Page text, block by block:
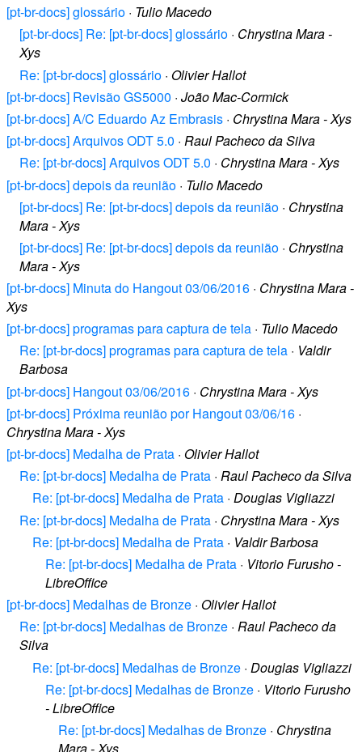
[pt-br-docs] glossário · Tulio Macedo
[pt-br-docs] Re: [pt-br-docs] glossário · Chrystina Mara -
Xys
Re: [pt-br-docs] glossário · Olivier Hallot
[pt-br-docs] Revisão GS5000 · João Mac-Cormick
[pt-br-docs] A/C Eduardo Az Embrasis · Chrystina Mara - Xys
[pt-br-docs] Arquivos ODT 5.0 · Raul Pacheco da Silva
Re: [pt-br-docs] Arquivos ODT 5.0 · Chrystina Mara - Xys
[pt-br-docs] depois da reunião · Tulio Macedo
[pt-br-docs] Re: [pt-br-docs] depois da reunião · Chrystina
Mara - Xys
[pt-br-docs] Re: [pt-br-docs] depois da reunião · Chrystina
Mara - Xys
[pt-br-docs] Minuta do Hangout 03/06/2016 · Chrystina Mara -
Xys
[pt-br-docs] programas para captura de tela · Tulio Macedo
Re: [pt-br-docs] programas para captura de tela · Valdir
Barbosa
[pt-br-docs] Hangout 03/06/2016 · Chrystina Mara - Xys
[pt-br-docs] Próxima reunião por Hangout 03/06/16 ·
Chrystina Mara - Xys
[pt-br-docs] Medalha de Prata · Olivier Hallot
Re: [pt-br-docs] Medalha de Prata · Raul Pacheco da Silva
Re: [pt-br-docs] Medalha de Prata · Douglas Vigliazzi
Re: [pt-br-docs] Medalha de Prata · Chrystina Mara - Xys
Re: [pt-br-docs] Medalha de Prata · Valdir Barbosa
Re: [pt-br-docs] Medalha de Prata · Vitorio Furusho -
LibreOffice
[pt-br-docs] Medalhas de Bronze · Olivier Hallot
Re: [pt-br-docs] Medalhas de Bronze · Raul Pacheco da
Silva
Re: [pt-br-docs] Medalhas de Bronze · Douglas Vigliazzi
Re: [pt-br-docs] Medalhas de Bronze · Vitorio Furusho
- LibreOffice
Re: [pt-br-docs] Medalhas de Bronze · Chrystina
Mara - Xys